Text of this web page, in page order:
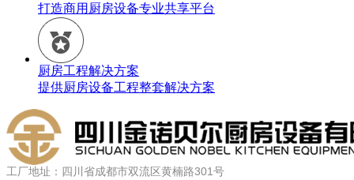
打造商用厨房设备专业共享平台
厨房工程解决方案
提供厨房设备工程整套解决方案
工厂地址：四川省成都市双流区黄楠路301号